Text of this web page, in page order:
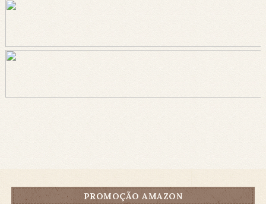
PROMOÇÃO AMAZON